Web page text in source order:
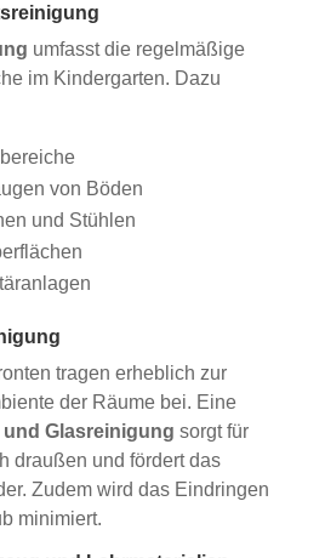
umfasst die regelmäßige
im Kindergarten. Dazu
von Böden
und Stühlen
tragen erheblich zur
der Räume bei. Eine
und Glasreinigung sorgt für
draußen und fördert das
Zudem wird das Eindringen
minimiert.